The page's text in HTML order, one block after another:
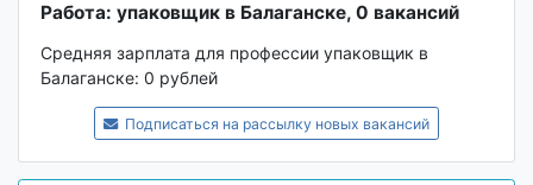
Работа: упаковщик в Балаганске, 0 вакансий
Средняя зарплата для профессии упаковщик в
Балаганске: 0 рублей
Подписаться на рассылку новых вакансий